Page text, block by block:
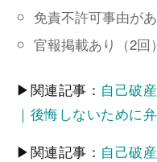
免責不許可事由が
官報掲載あり（2回）
▶関連記事： 自己破
｜後悔しないために
▶関連記事： 自己破